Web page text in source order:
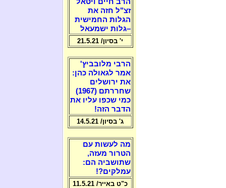
זצ"ל חזה את
הגלות החמישית
–גלות ישמעאל
י' בסיון/ 21.5.21
הרבי מלובביץ'
אמר לגאולה כהן:
את ירושלים
שחררתם (1967)
כמי שכפו עליו את
הדבר הזה!
ג' בסיון/ 14.5.21
מה לעשות עם
הטרור מעזה,
שתושביה הם:
עמלקים?!
כ"ט באייר/ 11.5.21